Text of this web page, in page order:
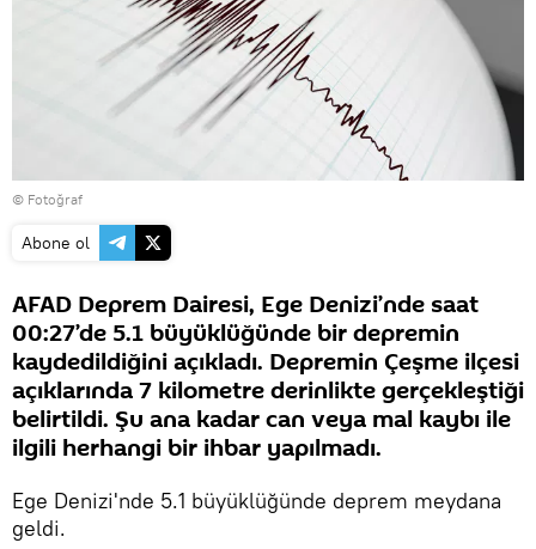
© Fotoğraf
Abone ol
AFAD Deprem Dairesi, Ege Denizi’nde saat
00:27’de 5.1 büyüklüğünde bir depremin
kaydedildiğini açıkladı. Depremin Çeşme ilçesi
açıklarında 7 kilometre derinlikte gerçekleştiği
belirtildi. Şu ana kadar can veya mal kaybı ile
ilgili herhangi bir ihbar yapılmadı.
Ege Denizi'nde 5.1 büyüklüğünde deprem meydana
geldi.